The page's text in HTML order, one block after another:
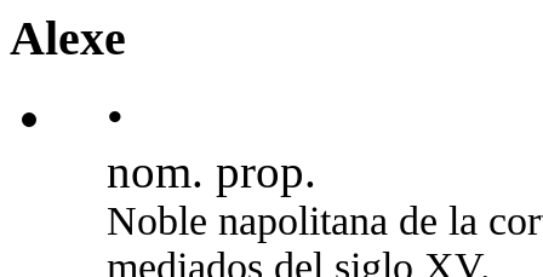
Alexe
•
nom. prop.
Noble napolitana de la
mediados del siglo XV.